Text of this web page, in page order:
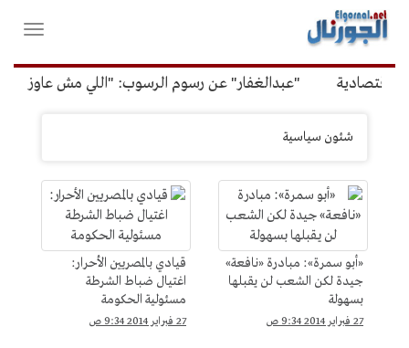
القائمة
الرئيسية
فتح
"عبدالغفار" عن رسوم الرسوب: "اللي مش عاوز
شئون
شئون سياسية
«أبو سمرة»: مبادرة «نافعة»
جيدة لكن الشعب لن يقبلها
بسهولة
27 فبراير 2014 9:34 ص
قيادي بالمصريين الأحرار:
اغتيال ضباط الشرطة
مسئولية الحكومة
27 فبراير 2014 9:34 ص